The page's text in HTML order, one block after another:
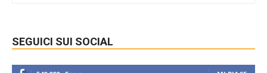
SEGUICI SUI SOCIAL